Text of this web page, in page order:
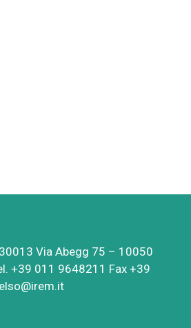
Via Abegg 75 – 10050
+39 011 9648211 Fax +39